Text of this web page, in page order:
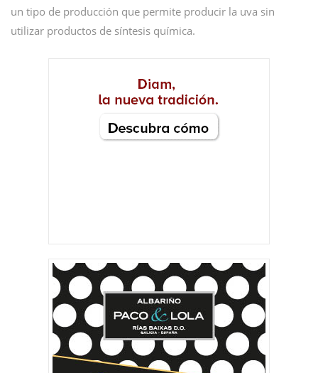
un tipo de producción que permite producir la uva sin
utilizar productos de síntesis química.